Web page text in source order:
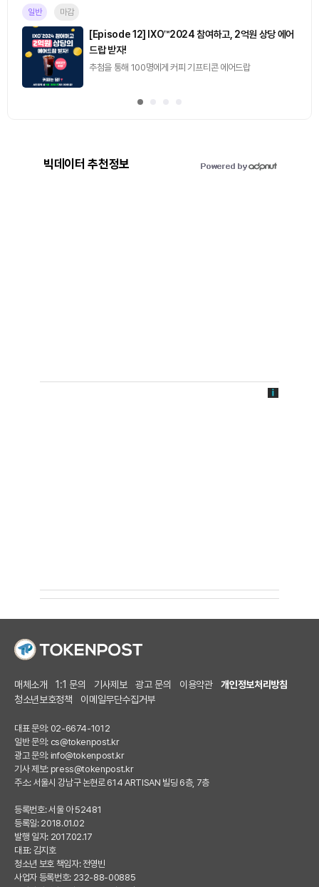
마감
[토큰포스트] 기사 퀴즈 658회차
2026.08.07 (금) ~ 2026.08.08 (토)
빅데이터 추천정보
매체소개 1:1 문의 기사제보 광고 문의 이용약관
개인정보처리방침
청소년보호정책
이메일무단수집거부
대표 문의: 02-6674-1012
일반 문의: cs@tokenpost.kr
광고 문의: info@tokenpost.kr
기사 제보: press@tokenpost.kr
주소: 서울시 강남구 논현로 614 ARTISAN 빌딩 6층, 7층
등록번호: 서울 아 52481
등록일: 2018.01.02
발행 일자: 2017.02.17
대표: 김지호
청소년 보호 책임자: 전영빈
사업자 등록번호: 232-88-00885